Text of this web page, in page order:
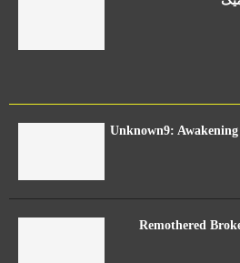
Bandai Namco استدیوی بازی Unknown9: Awakening